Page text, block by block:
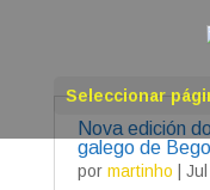
Seleccionar
Nova edición
galego de
por martinho